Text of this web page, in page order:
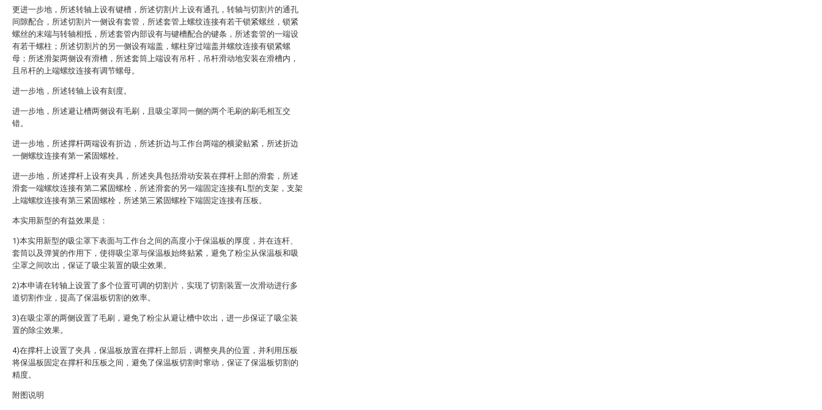
更进一步地，所述转轴上设有键槽，所述切割片上设有通孔，转轴与切割片的通孔
间隙配合，所述切割片一侧设有套管，所述套管上螺纹连接有若干锁紧螺丝，锁紧
螺丝的末端与转轴相抵，所述套管内部设有与键槽配合的键条，所述套管的一端设
有若干螺柱；所述切割片的另一侧设有端盖，螺柱穿过端盖并螺纹连接有锁紧螺
母；所述滑架两侧设有滑槽，所述套筒上端设有吊杆，吊杆滑动地安装在滑槽内，
且吊杆的上端螺纹连接有调节螺母。
进一步地，所述转轴上设有刻度。
进一步地，所述避让槽两侧设有毛刷，且吸尘罩同一侧的两个毛刷的刷毛相互交
错。
进一步地，所述撑杆两端设有折边，所述折边与工作台两端的横梁贴紧，所述折边
一侧螺纹连接有第一紧固螺栓。
进一步地，所述撑杆上设有夹具，所述夹具包括滑动安装在撑杆上部的滑套，所述
滑套一端螺纹连接有第二紧固螺栓，所述滑套的另一端固定连接有L型的支架，支架
上端螺纹连接有第三紧固螺栓，所述第三紧固螺栓下端固定连接有压板。
本实用新型的有益效果是：
1)本实用新型的吸尘罩下表面与工作台之间的高度小于保温板的厚度，并在连杆、
套筒以及弹簧的作用下，使得吸尘罩与保温板始终贴紧，避免了粉尘从保温板和吸
尘罩之间吹出，保证了吸尘装置的吸尘效果。
2)本申请在转轴上设置了多个位置可调的切割片，实现了切割装置一次滑动进行多
道切割作业，提高了保温板切割的效率。
3)在吸尘罩的两侧设置了毛刷，避免了粉尘从避让槽中吹出，进一步保证了吸尘装
置的除尘效果。
4)在撑杆上设置了夹具，保温板放置在撑杆上部后，调整夹具的位置，并利用压板
将保温板固定在撑杆和压板之间，避免了保温板切割时窜动，保证了保温板切割的
精度。
附图说明